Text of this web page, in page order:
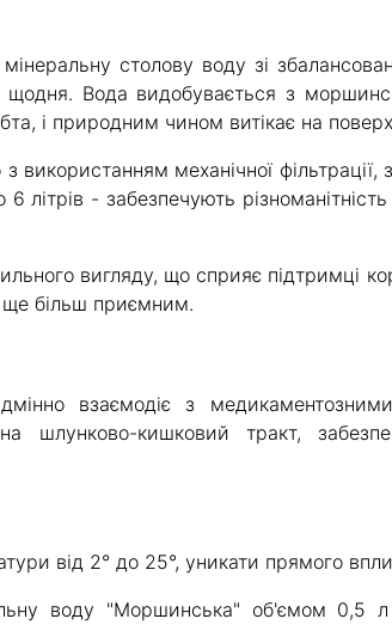
столову воду зі
щодня. Вода видобувається з
і природним чином витікає на
механічної фільтрації,
літрів - забезпечують
вигляду, що сприяє підтримці
ще більш приємним.
взаємодіє з
шлунково-кишковий тракт,
від 2° до 25°, уникати прямого
воду "Моршинська" об'ємом 0,5